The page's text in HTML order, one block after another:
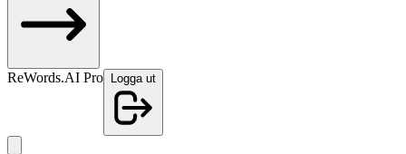
ReWords.AI Pro Logga ut